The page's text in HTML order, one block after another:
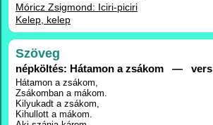
Móricz Zsigmond: Iciri-piciri
Kelep, kelep
Szöveg
népköltés: Hátamon a zsákom — vers
Hátamon a zsákom,
Zsákomban a mákom.
Kilyukadt a zsákom,
Kihullott a mákom.